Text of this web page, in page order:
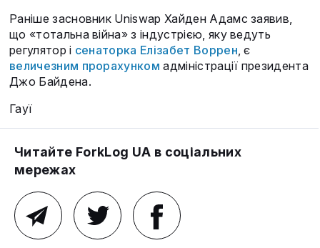
Раніше засновник Uniswap Хайден Адамс заявив,
що «тотальна війна» з індустрією, яку ведуть
регулятор і сенаторка Елізабет Воррен, є
величезним прорахунком адміністрації президента
Джо Байдена.
Гауї
Читайте ForkLog UA в соціальних
мережах